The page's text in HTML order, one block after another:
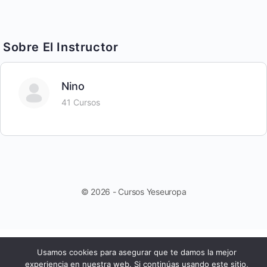
Sobre El Instructor
Nino
41 Cursos
© 2026 - Cursos Yeseuropa
Usamos cookies para asegurar que te damos la mejor
experiencia en nuestra web. Si continúas usando este sitio,